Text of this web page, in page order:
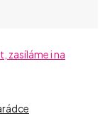
zasíláme i na